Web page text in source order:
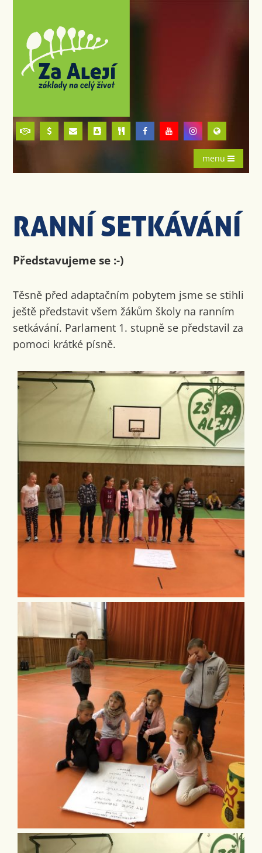
menu
RANNÍ SETKÁVÁNÍ
Představujeme se :-)
Těsně před adaptačním pobytem jsme se stihli
ještě představit všem žákům školy na ranním
setkávání. Parlament 1. stupně se představil za
pomoci krátké písně.